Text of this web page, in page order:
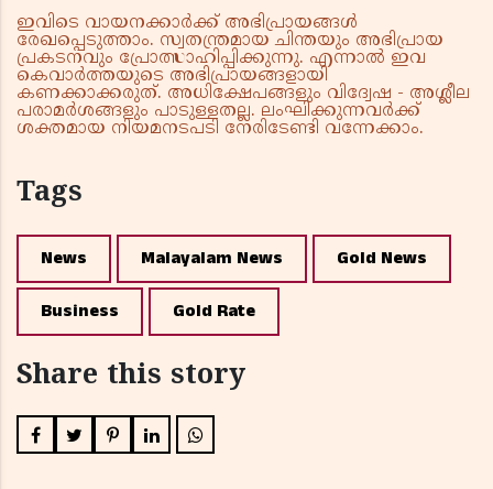
ഇവിടെ വായനക്കാർക്ക് അഭിപ്രായങ്ങൾ
രേഖപ്പെടുത്താം. സ്വതന്ത്രമായ ചിന്തയും അഭിപ്രായ
പ്രകടനവും പ്രോത്സാഹിപ്പിക്കുന്നു. എന്നാൽ ഇവ
കെവാർത്തയുടെ അഭിപ്രായങ്ങളായി
കണക്കാക്കരുത്. അധിക്ഷേപങ്ങളും വിദ്വേഷ - അശ്ലീല
പരാമർശങ്ങളും പാടുള്ളതല്ല. ലംഘിക്കുന്നവർക്ക്
ശക്തമായ നിയമനടപടി നേരിടേണ്ടി വന്നേക്കാം.
Tags
News Malayalam News Gold News
Business Gold Rate
Share this story